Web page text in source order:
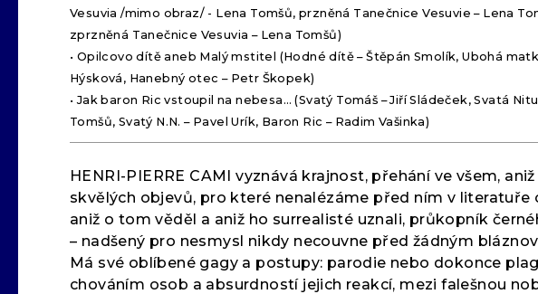
Vesuvia /mimo obraz/ - Lena Tomšů, przněná Tanečnice Vesuvie – Lena
zprzněná Tanečnice Vesuvia – Lena Tomšů)
• Opilcovo dítě aneb Malý mstitel (Hodné dítě – Štěpán Smolík, Ubohá
Hýsková, Hanebný otec – Petr Škopek)
• Jak baron Ric vstoupil na nebesa… (Svatý Tomáš – Jiří Sládeček, Svatá
Tomšů, Svatý N.N. – Pavel Urík, Baron Ric – Radim Vašinka)
HENRI-PIERRE CAMI vyznává krajnost, přehání ve všem,
skvělých objevů, pro které nenalézáme před ním v
aniž o tom věděl a aniž ho surrealisté uznali, průkopník
– nadšený pro nesmysl nikdy necouvne před žádným
Má své oblíbené gagy a postupy: parodie nebo dokonce
chováním osob a absurdností jejich reakcí, mezi falešnou